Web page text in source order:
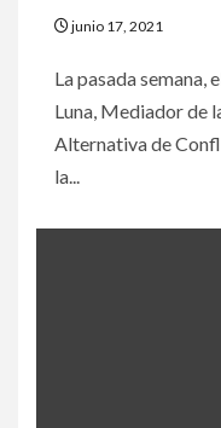
junio 17, 2021
La pasada semana,
Luna, Mediador de
Alternativa de
la...